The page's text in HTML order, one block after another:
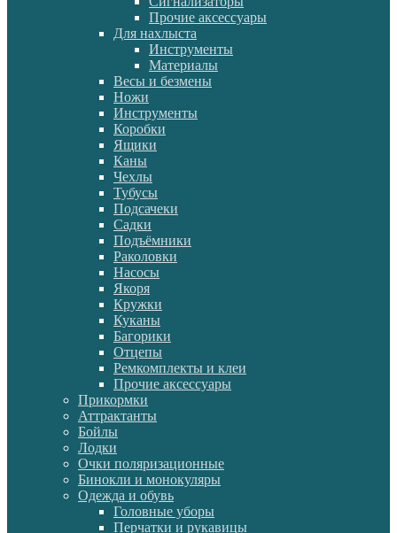
Прочие аксессуары
Для нахлыста
Инструменты
Материалы
Весы и безмены
Ножи
Инструменты
Коробки
Ящики
Каны
Чехлы
Тубусы
Подсачеки
Садки
Подъёмники
Раколовки
Насосы
Якоря
Кружки
Куканы
Багорики
Отцепы
Ремкомплекты и клеи
Прочие аксессуары
Прикормки
Аттрактанты
Бойлы
Лодки
Очки поляризационные
Бинокли и монокуляры
Одежда и обувь
Головные уборы
Перчатки и рукавицы